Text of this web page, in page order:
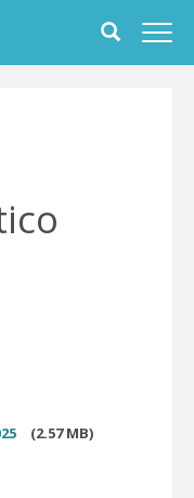
Toggle
search
form
(2.57 MB)